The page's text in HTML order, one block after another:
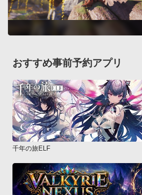
おすすめ事前予約アプリ
千年の旅ELF